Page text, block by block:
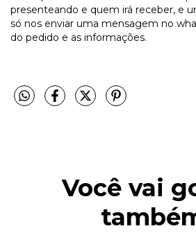
presenteando e quem irá receber, e
só nos enviar uma mensagem no
do pedido e as informações.
Você vai